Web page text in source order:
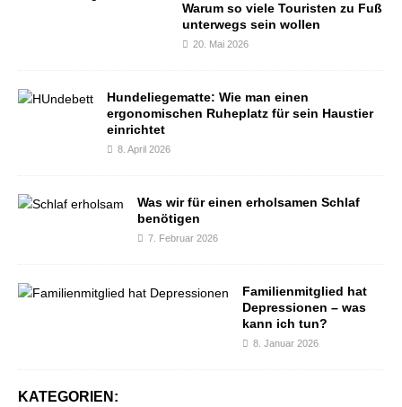
Warum so viele Touristen zu Fuß
unterwegs sein wollen
20. Mai 2026
Hundeliegematte: Wie man einen
ergonomischen Ruheplatz für sein Haustier
einrichtet
8. April 2026
Was wir für einen erholsamen Schlaf
benötigen
7. Februar 2026
Familienmitglied hat
Depressionen – was
kann ich tun?
8. Januar 2026
KATEGORIEN: